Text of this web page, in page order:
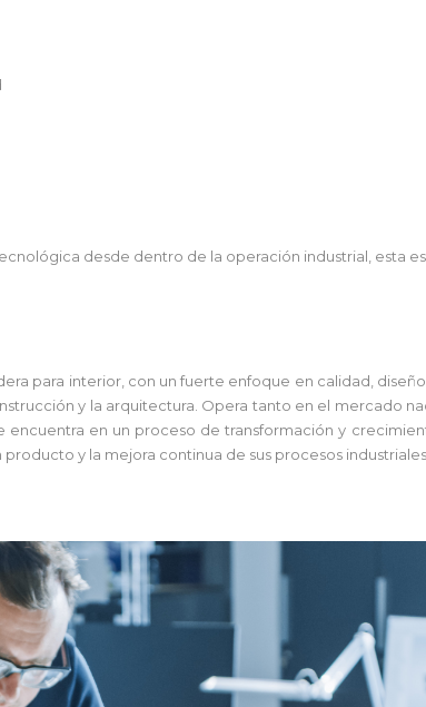
desde dentro de la operación industrial, esta
para interior, con un fuerte enfoque en calidad,
y la arquitectura. Opera tanto en el mercado
en un proceso de transformación y
y la mejora continua de sus procesos industriales.